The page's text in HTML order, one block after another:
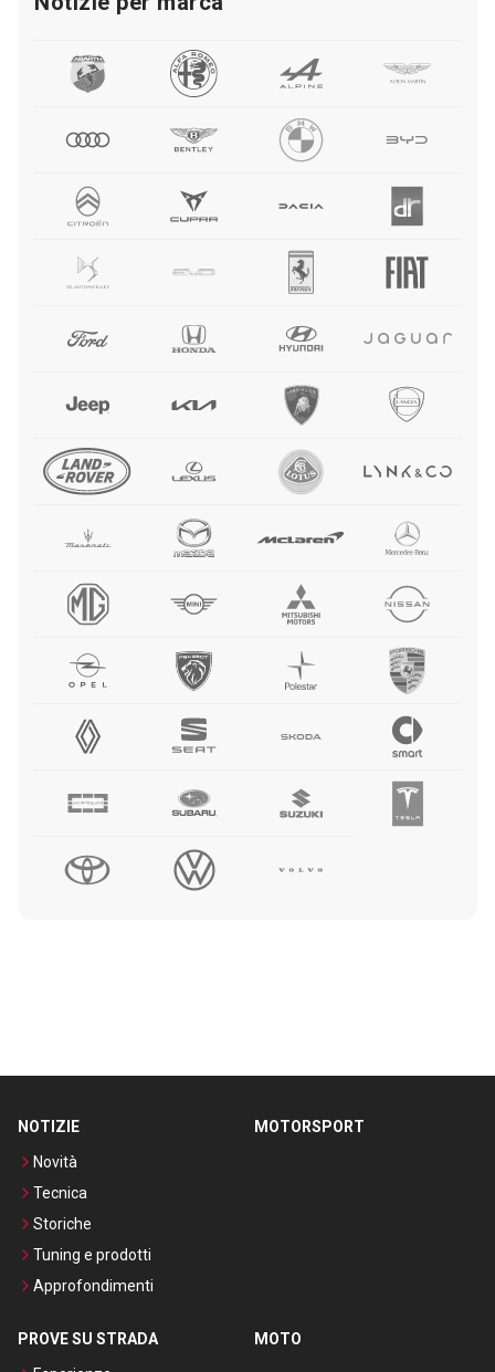
NOTIZIE
Novità
Tecnica
Storiche
Tuning e prodotti
Approfondimenti
MOTORSPORT
PROVE SU STRADA
MOTO